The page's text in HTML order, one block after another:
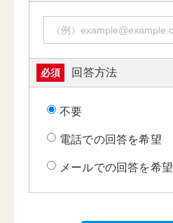
必須 回答方法
不要
電話での回答を希望
メールでの回答を希望